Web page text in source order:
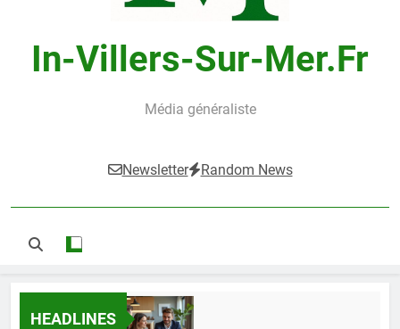
In-Villers-Sur-Mer.fr
Média généraliste
Newsletter Random News
HEADLINES